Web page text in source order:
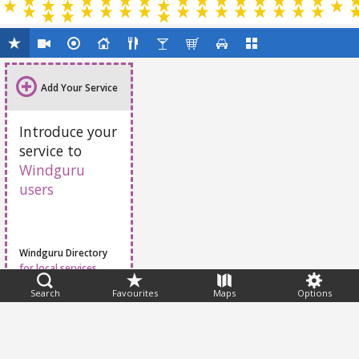
Search Favourites Maps Options
Add Your Service
Introduce your
service to
Windguru
users
Windguru Directory
for local services
Feedback